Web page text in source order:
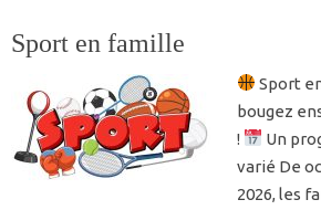
Sport en famille
Sport
bougez
!
Un
varié De
2026, les